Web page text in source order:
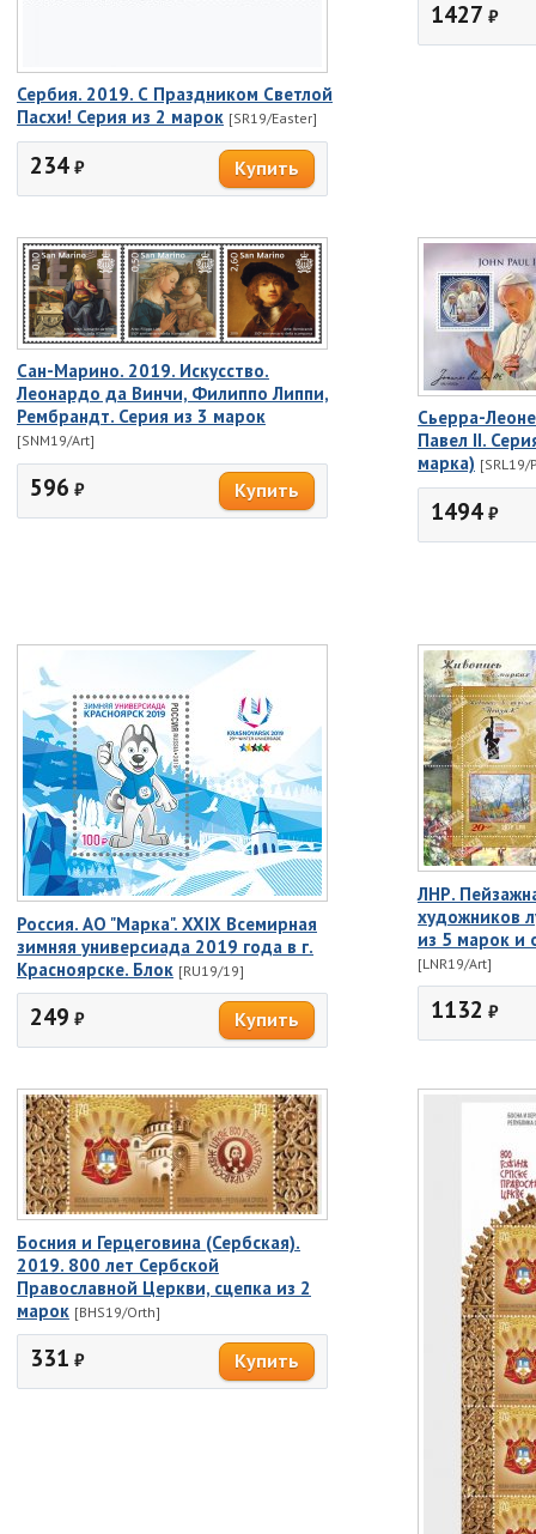
Сербия. 2019. С Праздником Светлой
Пасхи! Серия из 2 марок [SR19/Easter]
234 ₽
1427 ₽
Сан-Марино. 2019. Искусство.
Леонардо да Винчи, Филиппо Липпи,
Рембрандт. Серия из 3 марок
[SNM19/Art]
596 ₽
Сьерра-
Павел II.
марка) [SRL19/
1494 ₽
Россия. АО "Марка". XXIX Всемирная
зимняя универсиада 2019 года в г.
Красноярске. Блок [RU19/19]
249 ₽
ЛНР.
художников
из 5 марок и
[LNR19/Art]
1132 ₽
Босния и Герцеговина (Сербская).
2019. 800 лет Сербской
Православной Церкви, сцепка из 2
марок [BHS19/Orth]
331 ₽